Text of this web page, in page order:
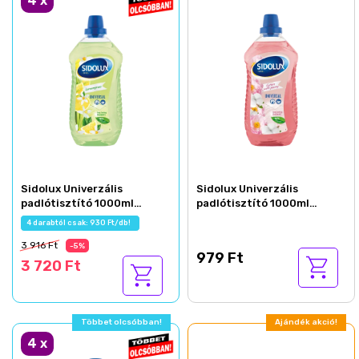
Sidolux Univerzális
padlótisztító 1000ml
Citromfű
4 darabtól csak: 930 Ft/db!
3 916 Ft -5%
3 720 Ft
Sidolux Univerzális
padlótisztító 1000ml
979 Ft
Többet olcsóbban!
4 x
Ajándék akció!